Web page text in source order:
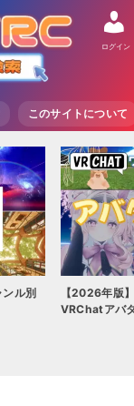
このサイトについて
ログイン
ル別
【2026年版
VRChatアバ